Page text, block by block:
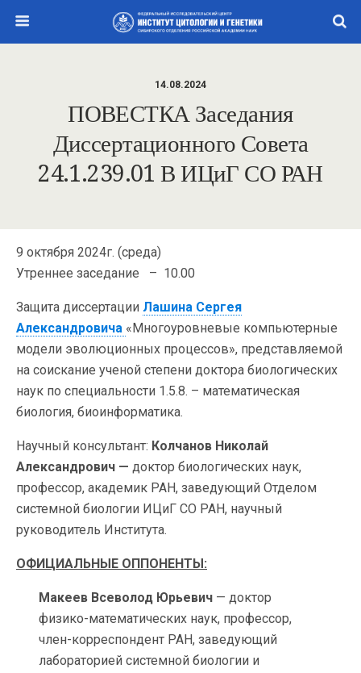
14.08.2024
ПОВЕСТКА Заседания
Диссертационного Совета
24.1.239.01 В ИЦиГ СО РАН
9 октября 2024г. (среда)
Утреннее заседание – 10.00
Защита диссертации Лашина Сергея
Александровича «Многоуровневые компьютерные
модели эволюционных процессов», представляемой
на соискание ученой степени доктора биологических
наук по специальности 1.5.8. – математическая
биология, биоинформатика.
Научный консультант: Колчанов Николай
Александрович — доктор биологических наук,
профессор, академик РАН, заведующий Отделом
системной биологии ИЦиГ СО РАН, научный
руководитель Института.
ОФИЦИАЛЬНЫЕ ОППОНЕНТЫ:
Макеев Всеволод Юрьевич — доктор
физико-математических наук, профессор,
член-корреспондент РАН, заведующий
лабораторией системной биологии и